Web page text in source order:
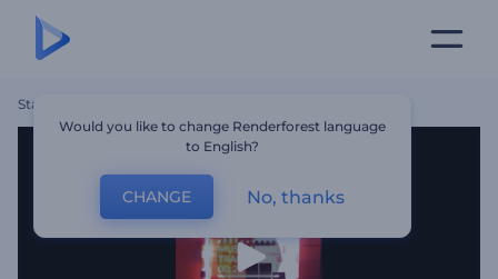
Startseite
Would you like to change Renderforest language
to English?
CHANGE No, thanks